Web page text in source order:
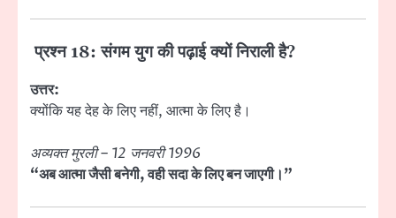
प्रश्न 18: संगम युग की पढ़ाई क्यों निराली है?
उत्तर:
क्योंकि यह देह के लिए नहीं, आत्मा के लिए है।
अव्यक्त मुरली – 12 जनवरी 1996
“अब आत्मा जैसी बनेगी, वही सदा के लिए बन जाएगी।”